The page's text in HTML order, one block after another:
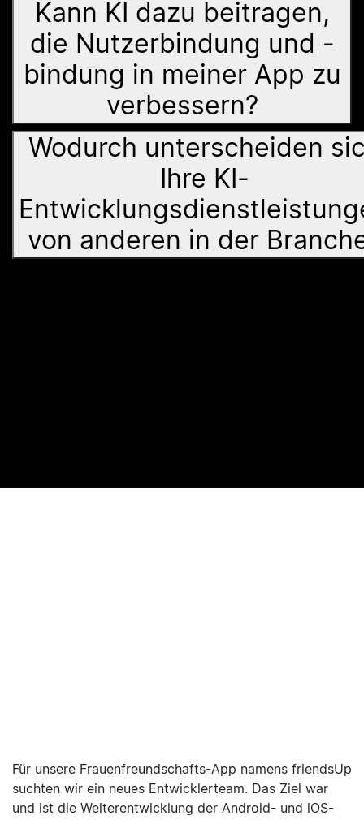
Kann KI dazu beitragen,
die Nutzerbindung und -
bindung in meiner App zu
verbessern?
Wodurch unterscheiden
Ihre KI-
von anderen in der
Für unsere Frauenfreundschafts-App namens friendsUp
suchten wir ein neues Entwicklerteam. Das Ziel war
und ist die Weiterentwicklung der Android- und iOS-